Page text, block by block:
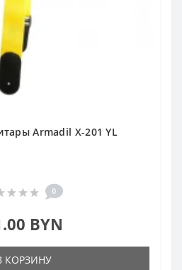
Armadil X-201 YL
0
BYN
КОРЗИНУ